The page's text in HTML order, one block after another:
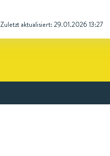
Zuletzt aktualisiert: 29.01.2026 13:27